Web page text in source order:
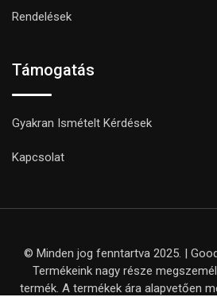
Rendelések
Támogatás
Gyakran Ismételt Kérdések
Kapcsolat
© Minden jog fenntartva 2025. |
Termékeink nagy része
termék. A termékek ára alapvetően